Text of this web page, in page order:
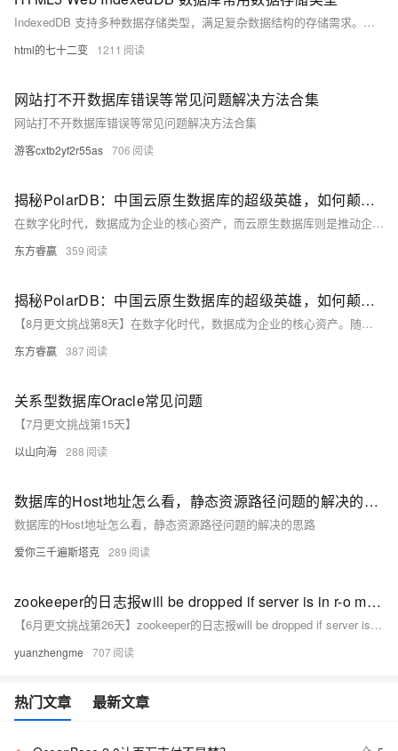
IndexedDB 支持多种数据存储类型，满足复杂数据结构的存储需求。它包括基本数据类型（如 Number、String、Boolean、Date）、对象（简单和嵌套对象）、数组、Blob（用于二进制数据如图像和视频）、ArrayBuffer 和 Typed Arrays（处理二进制数据）、结构化克隆（支持 Map 和 Set 等复杂对象），以及 JSON 数据。尽管不直接支持非序列化数据（如函数和 DOM 节点），但可以通过转换实现存储。开发者应根据具体需求选择合适的数据类型，以优化性能和使用体验。
html的七十二变 1211
网站打不开数据库错误等常见问题解决方法合集
网站打不开数据库错误等常见问题解决方法合集
游客cxtb2yf2r55as 706
揭秘PolarDB：中国云原生数据库的超级英雄，如何颠覆传统数据存储？
在数字化时代，数据成为企业的核心资产，而云原生数据库则是推动企业转型的关键。PolarDB凭借其先进的存储计算分离架构，在性能、可靠性和易用性方面脱颖而出，成为国内领先的选择。它支持多种数据库引擎，提供多副本存储机制，并采用按量付费模式，有效降低管理和成本压力，助力企业实现高效、可靠的数字化转型。
东方睿赢 359
揭秘PolarDB：中国云原生数据库的超级英雄，如何颠覆传统数据存储？
【8月更文挑战第8天】在数字化时代，数据成为企业的核心资产。随着云技术的发展，企业纷纷向云端迁移，选择合适的云原生数据库至关重要。PolarDB凭借卓越性能、高可靠性和易用性在中国市场领先。它采用存储计算分离架构，支持独立扩展，提高处理大规模数据的效率和灵活性。多副本机制确保数据高可用性和持久性，优于单副本存储方案。兼容多种数据库引擎，提供丰富管理工具，降低迁移和维护成本。按量付费模式帮助企业有效控制成本。因此，PolarDB为企业数字化转型提供了强有力的支持。
东方睿赢 387
关系型数据库Oracle常见问题
【7月更文挑战第15天】
以山向海 288
数据库的Host地址怎么看，静态资源路径问题的解决的思路
数据库的Host地址怎么看，静态资源路径问题的解决的思路
爱你三千遍斯塔克 289
zookeeper的日志报will be dropped if server is in r-o mode如何解决
【6月更文挑战第26天】zookeeper的日志报will be dropped if server is in r-o mode如何解决
yuanzhengme 707
热门文章 最新文章